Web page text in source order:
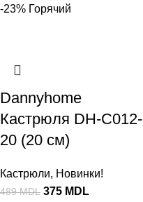
-23% Горячий
Dannyhome
Кастрюля DH-C012-
20 (20 см)
Кастрюли, Новинки!
489MDL 375 MDL